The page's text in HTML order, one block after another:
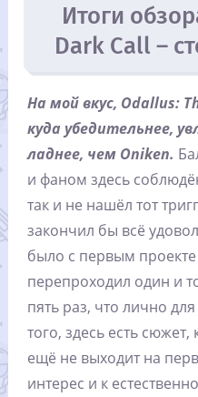
Итоги
Dark Call –
На мой вкус, Odallus:
куда убедительнее,
ладнее, чем Oniken.
и фаном здесь
так и не нашёл тот
закончил бы всё
было с первым
перепроходил один и
пять раз, что лично
того, здесь есть
ещё не выходит на
интерес и к